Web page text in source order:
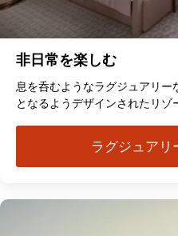
非日常を楽しむ
息を呑むようなラグジュアリー
となるようデザインされたリゾ
ラグジュアリ